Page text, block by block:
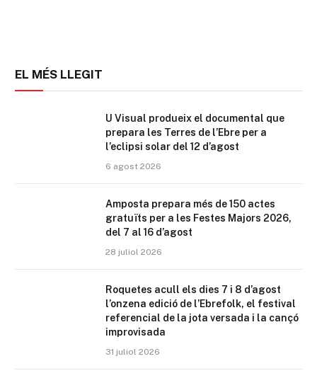
EL MÉS LLEGIT
U Visual produeix el documental que
prepara les Terres de l’Ebre per a
l’eclipsi solar del 12 d’agost
6 agost 2026
Amposta prepara més de 150 actes
gratuïts per a les Festes Majors 2026,
del 7 al 16 d’agost
28 juliol 2026
Roquetes acull els dies 7 i 8 d’agost
l’onzena edició de l’Ebrefolk, el festival
referencial de la jota versada i la cançó
improvisada
31 juliol 2026